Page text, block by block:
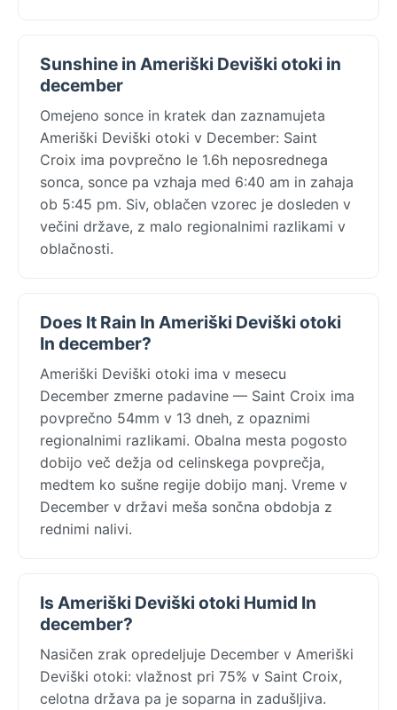
Sunshine in Ameriški Deviški otoki in
december
Omejeno sonce in kratek dan zaznamujeta
Ameriški Deviški otoki v December: Saint
Croix ima povprečno le 1.6h neposrednega
sonca, sonce pa vzhaja med 6:40 am in zahaja
ob 5:45 pm. Siv, oblačen vzorec je dosleden v
večini države, z malo regionalnimi razlikami v
oblačnosti.
Does It Rain In Ameriški Deviški otoki
In december?
Ameriški Deviški otoki ima v mesecu
December zmerne padavine — Saint Croix ima
povprečno 54mm v 13 dneh, z opaznimi
regionalnimi razlikami. Obalna mesta pogosto
dobijo več dežja od celinskega povprečja,
medtem ko sušne regije dobijo manj. Vreme v
December v državi meša sončna obdobja z
rednimi nalivi.
Is Ameriški Deviški otoki Humid In
december?
Nasičen zrak opredeljuje December v Ameriški
Deviški otoki: vlažnost pri 75% v Saint Croix,
celotna država pa je soparna in zadušljiva.